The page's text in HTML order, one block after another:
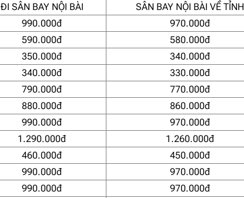
ĐI SÂN BAY NỘI BÀI SÂN BAY NỘI BÀI VỀ TỈNH
990.000đ 970.000đ
590.000đ 580.000đ
350.000đ 340.000đ
340.000đ 330.000đ
790.000đ 770.000đ
880.000đ 860.000đ
990.000đ 970.000đ
1.290.000đ 1.260.000đ
460.000đ 450.000đ
990.000đ 970.000đ
990.000đ 970.000đ